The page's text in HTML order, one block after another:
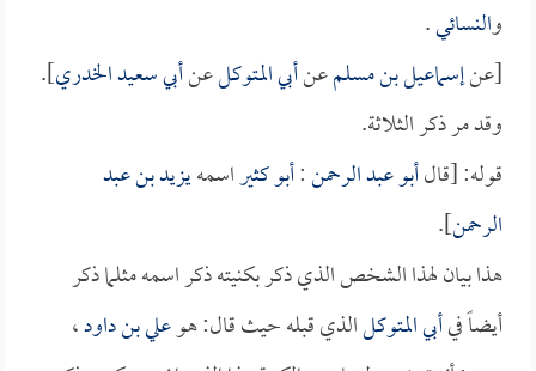
والنسائي.
[عنإسماعيل بن مسلمعنأبي المتوكلعنأبي سعيد الخدري].
وقد مر ذكر الثلاثة.
قوله: [قالأبو عبد الرحمن:أبو كثيراسمهيزيد بن عبد
الرحمن].
هذا بيان لهذا الشخص الذي ذكر بكنيته ذكر اسمه مثلما ذكر
أيضاً فيأبي المتوكلالذي قبله حيث قال: هوعلي بن داود،